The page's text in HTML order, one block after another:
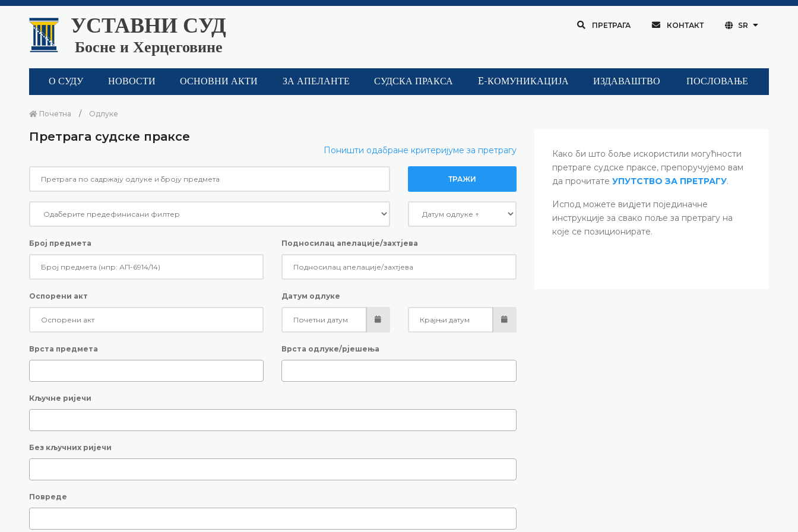
УСТАВНИ СУД
Босне и Херцеговине
ПРЕТРАГА КОНТАКТ SR
О СУДУ НОВОСТИ ОСНОВНИ АКТИ ЗА АПЕЛАНТЕ СУДСКА ПРАКСА E-КОМУНИКАЦИЈА ИЗДАВАШТВО ПОСЛОВАЊЕ
Почетна Одлуке
Претрага судске праксе
Поништи одабране критеријуме за претрагу
ТРАЖИ
Број предмета
Оспорени акт
Врста предмета
Подносилац апелације/захтјева
Датум одлуке
Врста одлуке/рјешења
Кључне ријечи
Без кључних ријечи
Повреде
Како би што боље искористили могућности
претраге судске праксе, препоручујемо вам
да прочитате УПУТСТВО ЗА ПРЕТРАГУ.
Испод можете видјети појединачне
инструкције за свако поље за претрагу на
које се позиционирате.